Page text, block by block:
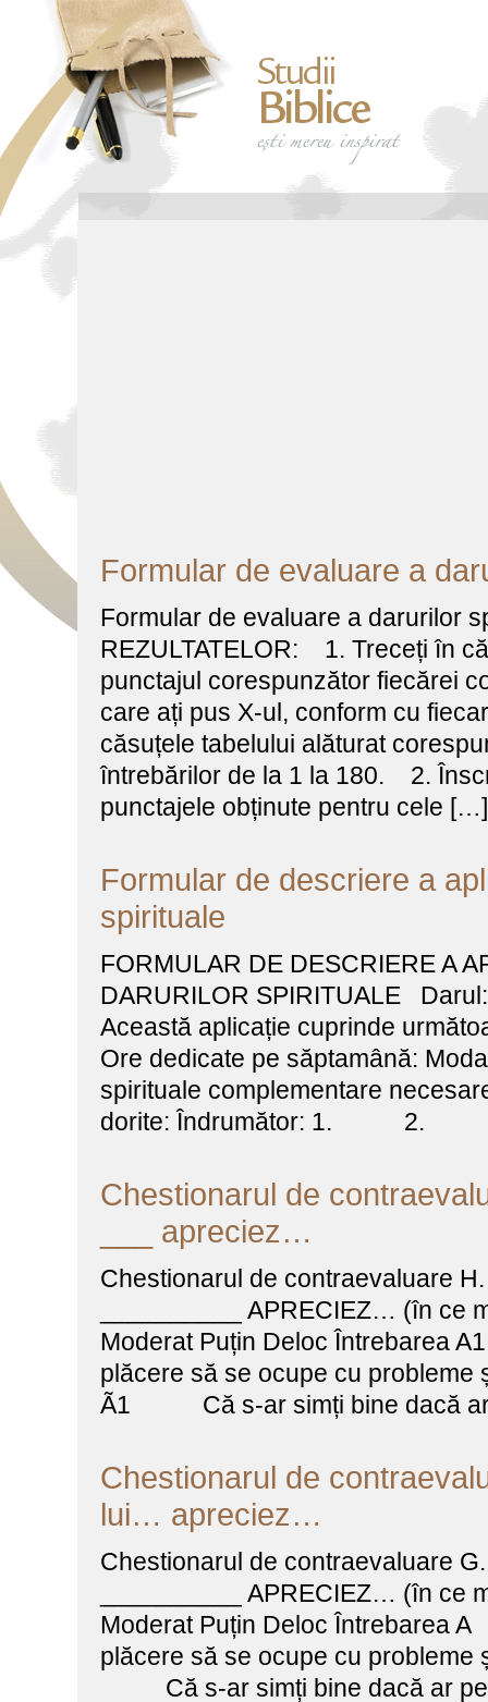
Formular de evaluare a
Formular de evaluare a darurilor
REZULTATELOR: 1. Treceți în
punctajul corespunzător fiecărei
care ați pus X-ul, conform cu
căsuțele tabelului alăturat
întrebărilor de la 1 la 180. 2.
punctajele obținute pentru cele […]
Formular de descriere a
spirituale
FORMULAR DE DESCRIERE A
DARURILOR SPIRITUALE
Această aplicație cuprinde
Ore dedicate pe săptamână:
spirituale complementare
dorite: Îndrumător:
Chestionarul de
___ apreciez…
Chestionarul de contraevaluare
__________ APRECIEZ… (în ce
Moderat Puțin Deloc
plăcere să se ocupe cu probleme
Ã1 Că s-ar simți bine dacă ar
Chestionarul de
lui… apreciez…
Chestionarul de contraevaluare
__________ APRECIEZ… (în ce
Moderat Puțin Deloc
plăcere să se ocupe cu probleme
Că s-ar simți bine dacă ar